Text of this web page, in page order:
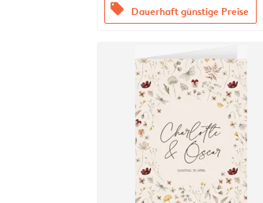
offers Dauerhaft günstige Preise